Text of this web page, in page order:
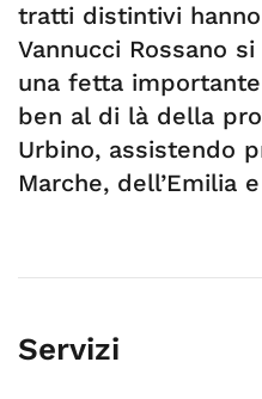
tratti distintivi
Vannucci Rossano
una fetta
ben al di là della
Urbino, assistendo
Marche, dell’Emilia
Servizi